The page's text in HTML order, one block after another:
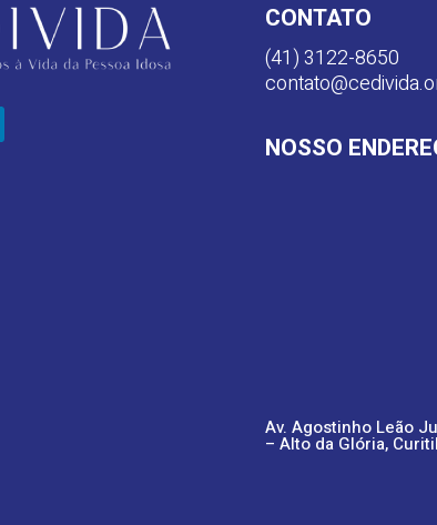
CONTATO
(41) 3122-8650
NOSSO
Av. Agostinho Leão
– Alto da Glória,